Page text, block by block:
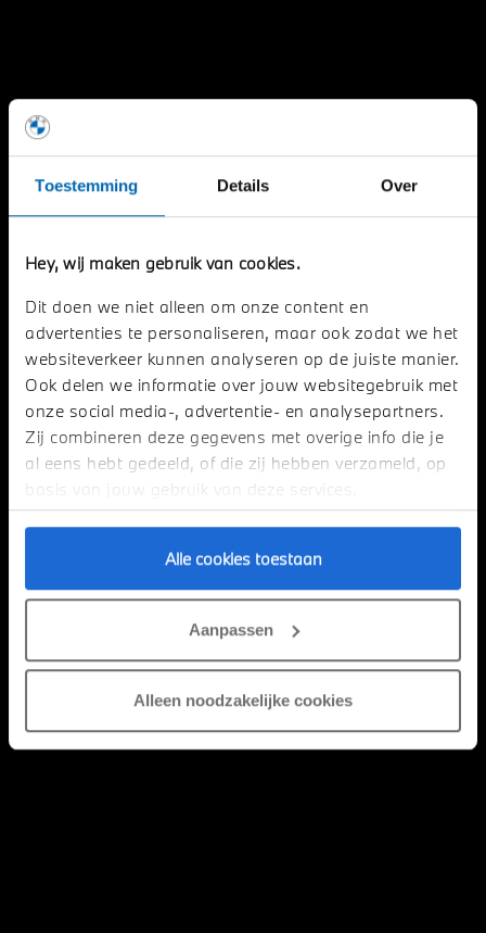
Toestemming Details Over
Hey, wij maken gebruik van cookies.
Dit doen we niet alleen om onze content en
advertenties te personaliseren, maar ook zodat we het
websiteverkeer kunnen analyseren op de juiste manier.
Ook delen we informatie over jouw websitegebruik met
onze social media-, advertentie- en analysepartners.
Zij combineren deze gegevens met overige info die je
al eens hebt gedeeld, of die zij hebben verzameld, op
basis van jouw gebruik van deze services.
Alle cookies toestaan
Aanpassen
Alleen noodzakelijke cookies
WELKOM BIJ OOSTLAND
MOTORRAD.
Jouw officiële BMW Motorrad dealer.
AANBOD BMW MOTORRAD
MAAK EEN WERKPLAATSAFSPRAAK
ALLE ACTIES